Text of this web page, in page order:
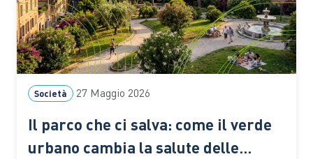
Società 27 Maggio 2026
Il parco che ci salva: come il verde
urbano cambia la salute delle